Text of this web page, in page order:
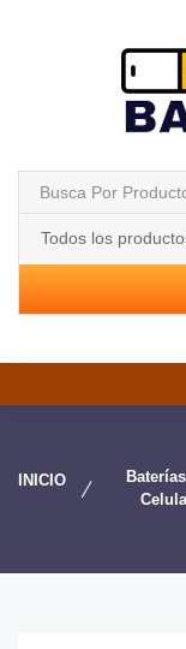
Todos los
INICIO